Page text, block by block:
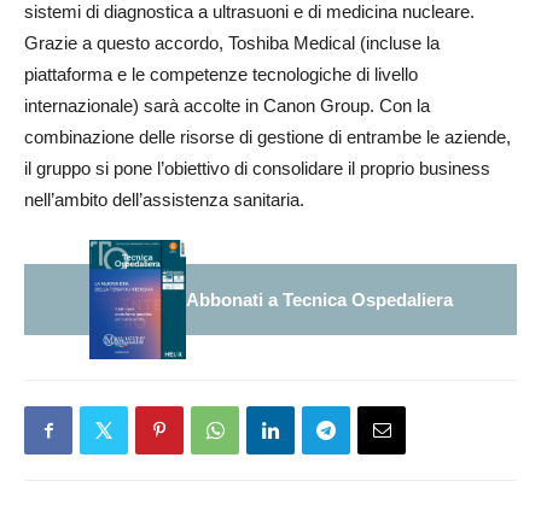
sistemi di diagnostica a ultrasuoni e di medicina nucleare.
Grazie a questo accordo, Toshiba Medical (incluse la
piattaforma e le competenze tecnologiche di livello
internazionale) sarà accolte in Canon Group. Con la
combinazione delle risorse di gestione di entrambe le aziende,
il gruppo si pone l’obiettivo di consolidare il proprio business
nell’ambito dell’assistenza sanitaria.
Abbonati a Tecnica Ospedaliera